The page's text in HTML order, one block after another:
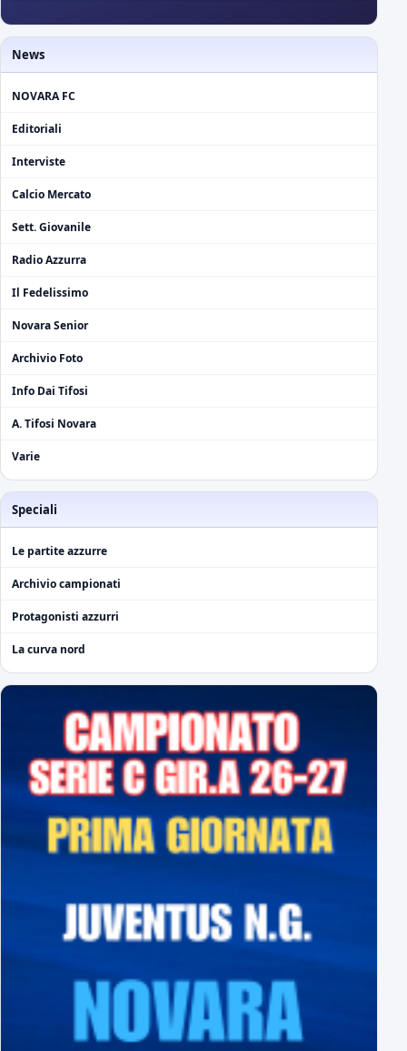
News
NOVARA FC
Editoriali
Interviste
Calcio Mercato
Sett. Giovanile
Radio Azzurra
Il Fedelissimo
Novara Senior
Archivio Foto
Info Dai Tifosi
A. Tifosi Novara
Varie
Speciali
Le partite azzurre
Archivio campionati
Protagonisti azzurri
La curva nord